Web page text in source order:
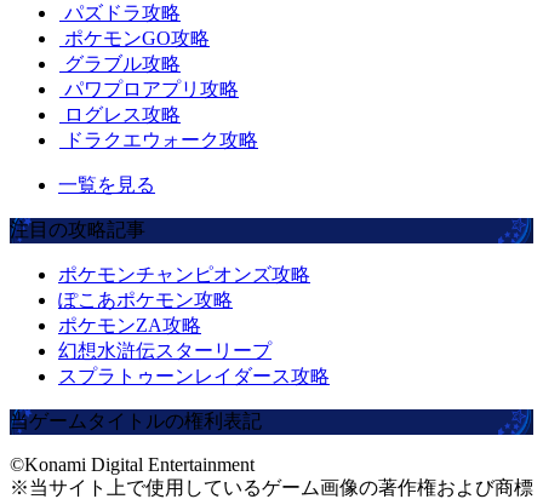
パズドラ攻略
ポケモンGO攻略
グラブル攻略
パワプロアプリ攻略
ログレス攻略
ドラクエウォーク攻略
一覧を見る
注目の攻略記事
ポケモンチャンピオンズ攻略
ぽこあポケモン攻略
ポケモンZA攻略
幻想水滸伝スターリープ
スプラトゥーンレイダース攻略
当ゲームタイトルの権利表記
©Konami Digital Entertainment
※当サイト上で使用しているゲーム画像の著作権および商標